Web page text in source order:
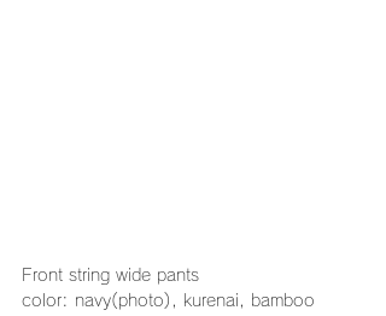
Front string wide pants
color: navy(photo), kurenai, bamboo